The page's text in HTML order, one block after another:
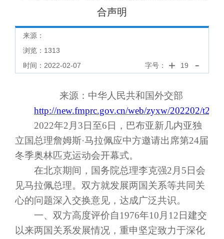
合声明
来源：
浏览： 1313
时间：2022-02-07
字号： 19
来源 ：中华人民共和国外交部
http://new.fmprc.gov.cn/web/zyxw/202202/
2022年2月3日至6日，巴布亚新几内亚独
立国总理詹姆斯·马拉佩应中方邀请出席第24届
冬季奥林匹克运动会开幕式。
在北京期间，国务院总理李克强2月5日会
见马拉佩总理。双方就发展两国关系等共同关
心的问题深入交换意见，达成广泛共识。
一、双方高度评价自1976年10月12日建交
以来两国关系发展情况，重申坚定致力于深化